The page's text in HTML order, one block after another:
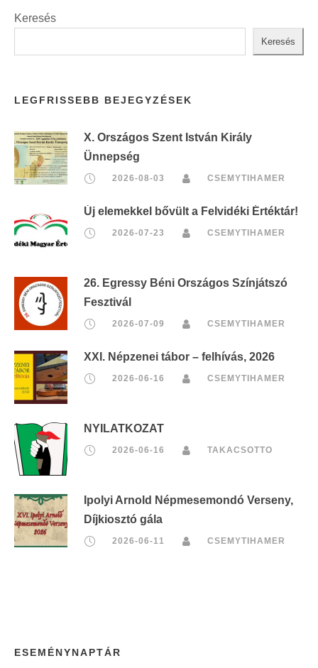
Keresés
Keresés
LEGFRISSEBB BEJEGYZÉSEK
X. Országos Szent István Király
Ünnepség
2026-08-03 CSEMYTIHAMER
Új elemekkel bővült a Felvidéki Értéktár!
2026-07-23 CSEMYTIHAMER
26. Egressy Béni Országos Színjátszó
Fesztivál
2026-07-09 CSEMYTIHAMER
XXI. Népzenei tábor – felhívás, 2026
2026-06-16 CSEMYTIHAMER
NYILATKOZAT
2026-06-16 TAKACSOTTO
Ipolyi Arnold Népmesemondó Verseny,
Díjkiosztó gála
2026-06-11 CSEMYTIHAMER
ESEMÉNYNAPTÁR